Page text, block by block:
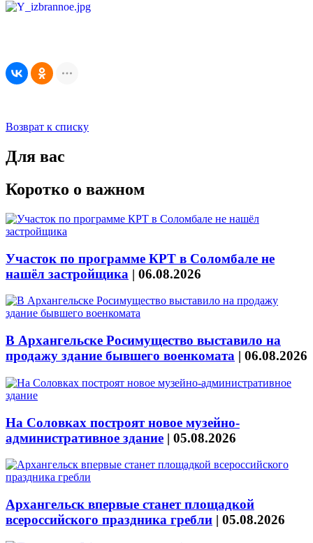
Возврат к списку
Для вас
Коротко о важном
Участок по программе КРТ в Соломбале не
нашёл застройщика | 06.08.2026
В Архангельске Росимущество выставило на
продажу здание бывшего военкомата | 06.08.2026
На Соловках построят новое музейно-
административное здание | 05.08.2026
Архангельск впервые станет площадкой
всероссийского праздника гребли | 05.08.2026